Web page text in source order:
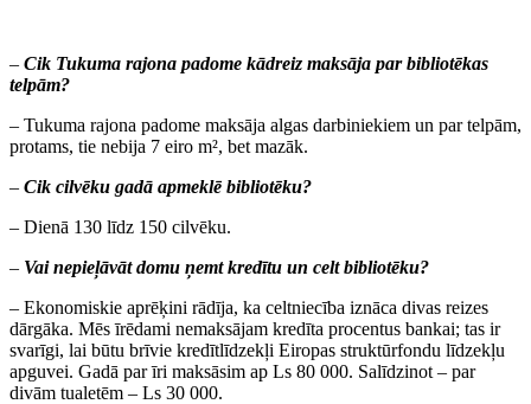
– Cik Tukuma rajona padome kādreiz maksāja par bibliotēkas
telpām?
– Tukuma rajona padome maksāja algas darbiniekiem un par telpām,
protams, tie nebija 7 eiro m², bet mazāk.
– Cik cilvēku gadā apmeklē bibliotēku?
– Dienā 130 līdz 150 cilvēku.
– Vai nepieļāvāt domu ņemt kredītu un celt bibliotēku?
– Ekonomiskie aprēķini rādīja, ka celtniecība iznāca divas reizes
dārgāka. Mēs īrēdami nemaksājam kredīta procentus bankai; tas ir
svarīgi, lai būtu brīvie kredītlīdzekļi Eiropas struktūrfondu līdzekļu
apguvei. Gadā par īri maksāsim ap Ls 80 000. Salīdzinot – par
divām tualetēm – Ls 30 000.